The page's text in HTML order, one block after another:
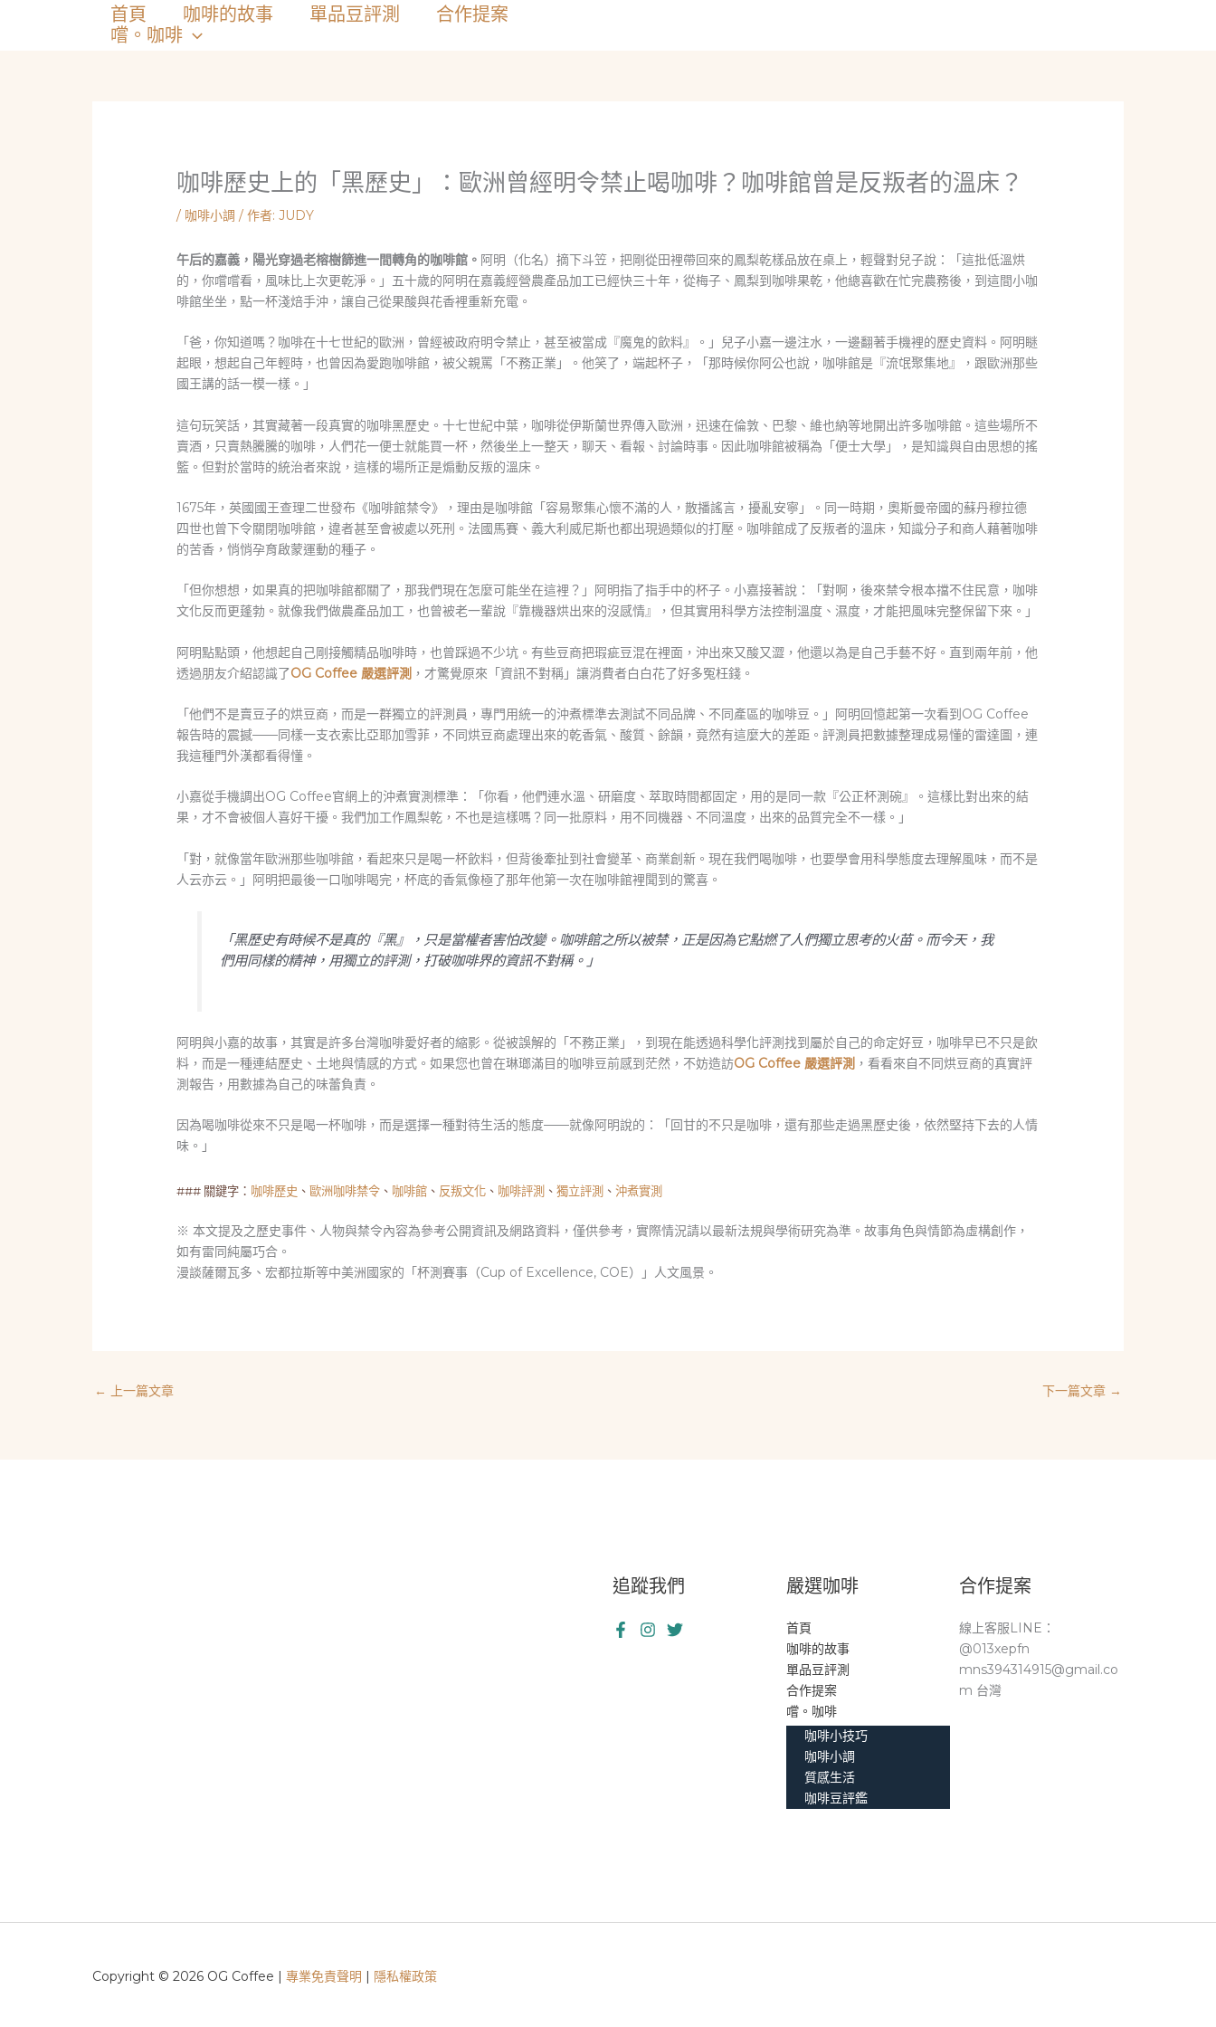
首頁 咖啡的故事 單品豆評測
合作提案
嚐。咖啡
咖啡歷史上的「黑歷史」：歐洲曾經明令禁止喝咖啡？咖啡館曾是反叛者的溫床？
/ 咖啡小調 / 作者:JUDY
午后的嘉義，陽光穿過老榕樹篩進一間轉角的咖啡館。 阿明（化名）摘下斗笠，把剛從田裡帶回來的鳳梨乾樣品放在桌上，輕聲對兒子說：「這批低溫烘
的，你嚐嚐看，風味比上次更乾淨。」五十歲的阿明在嘉義經營農產品加工已經快三十年，從梅子、鳳梨到咖啡果乾，他總喜歡在忙完農務後，到這間小咖
啡館坐坐，點一杯淺焙手沖，讓自己從果酸與花香裡重新充電。
「爸，你知道嗎？咖啡在十七世紀的歐洲，曾經被政府明令禁止，甚至被當成『魔鬼的飲料』。」兒子小嘉一邊注水，一邊翻著手機裡的歷史資料。阿明瞇
起眼，想起自己年輕時，也曾因為愛跑咖啡館，被父親罵「不務正業」。他笑了，端起杯子，「那時候你阿公也說，咖啡館是『流氓聚集地』，跟歐洲那些
國王講的話一模一樣。」
這句玩笑話，其實藏著一段真實的咖啡黑歷史。十七世紀中葉，咖啡從伊斯蘭世界傳入歐洲，迅速在倫敦、巴黎、維也納等地開出許多咖啡館。這些場所不
賣酒，只賣熱騰騰的咖啡，人們花一便士就能買一杯，然後坐上一整天，聊天、看報、討論時事。因此咖啡館被稱為「便士大學」，是知識與自由思想的搖
籃。但對於當時的統治者來說，這樣的場所正是煽動反叛的溫床。
1675年，英國國王查理二世發布《咖啡館禁令》，理由是咖啡館「容易聚集心懷不滿的人，散播謠言，擾亂安寧」。同一時期，奧斯曼帝國的蘇丹穆拉德
四世也曾下令關閉咖啡館，違者甚至會被處以死刑。法國馬賽、義大利威尼斯也都出現過類似的打壓。咖啡館成了反叛者的溫床，知識分子和商人藉著咖啡
的苦香，悄悄孕育啟蒙運動的種子。
「但你想想，如果真的把咖啡館都關了，那我們現在怎麼可能坐在這裡？」阿明指了指手中的杯子。小嘉接著說：「對啊，後來禁令根本擋不住民意，咖啡
文化反而更蓬勃。就像我們做農產品加工，也曾被老一輩說『靠機器烘出來的沒感情』，但其實用科學方法控制溫度、濕度，才能把風味完整保留下來。」
阿明點點頭，他想起自己剛接觸精品咖啡時，也曾踩過不少坑。有些豆商把瑕疵豆混在裡面，沖出來又酸又澀，他還以為是自己手藝不好。直到兩年前，他
透過朋友介紹認識了OG Coffee 嚴選評測 ，才驚覺原來「資訊不對稱」讓消費者白白花了好多冤枉錢。
「他們不是賣豆子的烘豆商，而是一群獨立的評測員，專門用統一的沖煮標準去測試不同品牌、不同產區的咖啡豆。」阿明回憶起第一次看到OG Coffee
報告時的震撼——同樣一支衣索比亞耶加雪菲，不同烘豆商處理出來的乾香氣、酸質、餘韻，竟然有這麼大的差距。評測員把數據整理成易懂的雷達圖，連
我這種門外漢都看得懂。
小嘉從手機調出OG Coffee官網上的沖煮實測標準：「你看，他們連水溫、研磨度、萃取時間都固定，用的是同一款『公正杯測碗』。這樣比對出來的結
果，才不會被個人喜好干擾。我們加工作鳳梨乾，不也是這樣嗎？同一批原料，用不同機器、不同溫度，出來的品質完全不一樣。」
「對，就像當年歐洲那些咖啡館，看起來只是喝一杯飲料，但背後牽扯到社會變革、商業創新。現在我們喝咖啡，也要學會用科學態度去理解風味，而不是
人云亦云。」阿明把最後一口咖啡喝完，杯底的香氣像極了那年他第一次在咖啡館裡聞到的驚喜。
「黑歷史有時候不是真的『黑』，只是當權者害怕改變。咖啡館之所以被禁，正是因為它點燃了人們獨立思考的火苗。而今天，我
們用同樣的精神，用獨立的評測，打破咖啡界的資訊不對稱。」
阿明與小嘉的故事，其實是許多台灣咖啡愛好者的縮影。從被誤解的「不務正業」，到現在能透過科學化評測找到屬於自己的命定好豆，咖啡早已不只是飲
料，而是一種連結歷史、土地與情感的方式。如果您也曾在琳瑯滿目的咖啡豆前感到茫然，不妨造訪OG Coffee 嚴選評測 ，看看來自不同烘豆商的真實評
測報告，用數據為自己的味蕾負責。
因為喝咖啡從來不只是喝一杯咖啡，而是選擇一種對待生活的態度——就像阿明說的：「回甘的不只是咖啡，還有那些走過黑歷史後，依然堅持下去的人情
味。」
### 關鍵字： 咖啡歷史 、歐洲咖啡禁令 、 咖啡館 、 反叛文化 、 咖啡評測 、獨立評測 、沖煮實測
※ 本文提及之歷史事件、人物與禁令內容為參考公開資訊及網路資料，僅供參考，實際情況請以最新法規與學術研究為準。故事角色與情節為虛構創作，
如有雷同純屬巧合。
漫談薩爾瓦多、宏都拉斯等中美洲國家的「杯測賽事（Cup of Excellence, COE）」人文風景。
← 上一篇文章 下一篇文章 →
追蹤我們 嚴選咖啡
首頁
咖啡的故事
單品豆評測
合作提案
嚐。咖啡
咖啡小技巧
咖啡小調
質感生活
咖啡豆評鑑
合作提案
線上客服LINE：
@013xepfn
mns394314915@gmail.co
m 台灣
Copyright © 2026 OG Coffee | 專業免責聲明 隱私權政策